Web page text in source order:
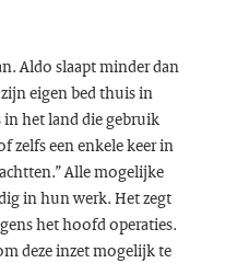
Aldo slaapt minder dan
eigen bed thuis in
in het land die gebruik
zelfs een enkele keer in
Alle mogelijke
in hun werk. Het zegt
het hoofd operaties.
deze inzet mogelijk te